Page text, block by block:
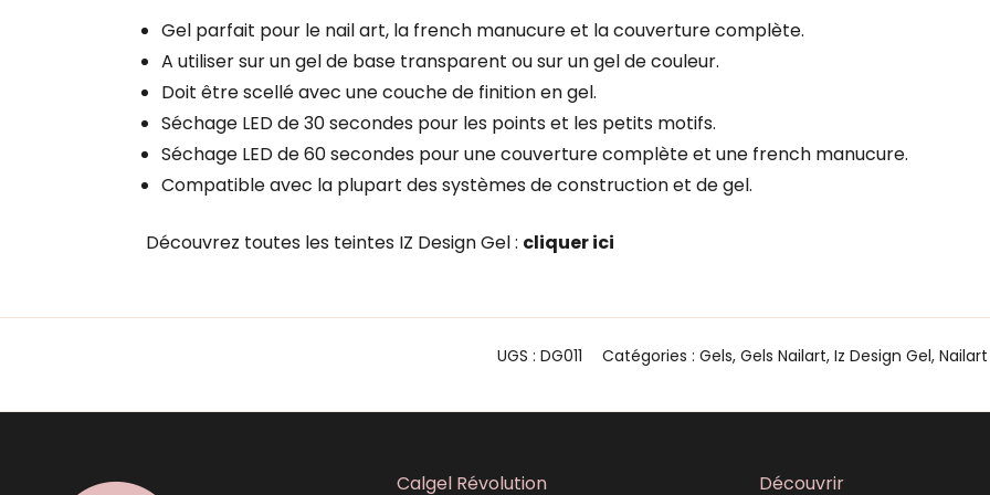
Gel parfait pour le nail art, la french manucure et la couverture complète.
A utiliser sur un gel de base transparent ou sur un gel de couleur.
Doit être scellé avec une couche de finition en gel.
Séchage LED de 30 secondes pour les points et les petits motifs.
Séchage LED de 60 secondes pour une couverture complète et une french manucure.
Compatible avec la plupart des systèmes de construction et de gel.
Découvrez toutes les teintes IZ Design Gel : cliquer ici
UGS : DG011 Catégories : Gels, Gels Nailart, Iz Design Gel, Nailart
Calgel Révolution Découvrir